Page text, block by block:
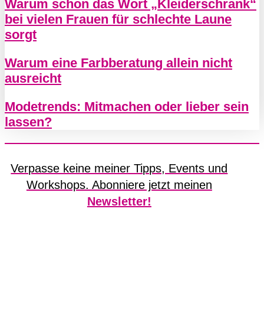
Warum schon das Wort „Kleiderschrank“
bei vielen Frauen für schlechte Laune
sorgt
Warum eine Farbberatung allein nicht
ausreicht
Modetrends: Mitmachen oder lieber sein
lassen?
Verpasse keine meiner Tipps, Events und
Workshops. Abonniere jetzt meinen
Newsletter!